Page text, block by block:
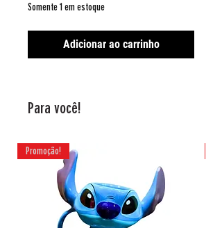
Somente 1 em estoque
Adicionar ao carrinho
Para você!
Promoção!